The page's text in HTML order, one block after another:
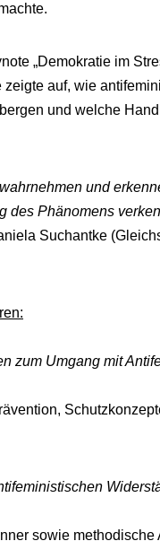
„Demokratie im
auf, wie
und welche
und
des Phänomens
Suchantke
zum Umgang mit
sowie methodische